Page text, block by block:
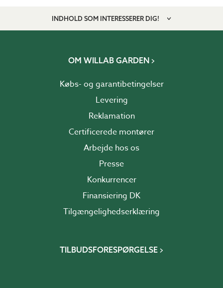
INDHOLD SOM INTERESSERER DIG!
OM WILLAB GARDEN
Købs- og garantibetingelser
Levering
Reklamation
Certificerede montører
Arbejde hos os
Presse
Konkurrencer
Finansiering DK
Tilgængelighedserklæring
TILBUDSFORESPØRGELSE